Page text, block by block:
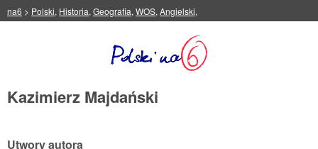
na6 > Polski, Historia, Geografia, WOS, Angielski,
Kazimierz Majdański
Utwory autora